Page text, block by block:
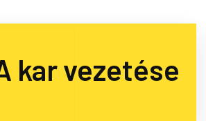
kar vezetése